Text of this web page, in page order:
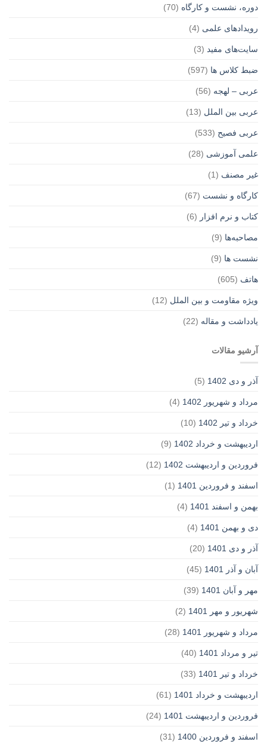
دوره، نشست و کارگاه (70)
رویدادهای علمی (4)
سایت‌های مفید (3)
ضبط کلاس ها (597)
عربی – لهجه (56)
عربی بین الملل (13)
عربی فصیح (533)
علمی آموزشی (28)
غير مصنف (1)
کارگاه و نشست (67)
کتاب و نرم افزار (6)
مصاحبه‌ها (9)
نشست ها (9)
هاتف (605)
ویژه مقاومت و بین الملل (12)
یادداشت‌ و مقاله (22)
آرشیو مقالات
آذر و دی 1402 (5)
مرداد و شهریور 1402 (4)
خرداد و تیر 1402 (10)
اردیبهشت و خرداد 1402 (9)
فروردین و اردیبهشت 1402 (12)
اسفند و فروردین 1401 (1)
بهمن و اسفند 1401 (4)
دی و بهمن 1401 (4)
آذر و دی 1401 (20)
آبان و آذر 1401 (45)
مهر و آبان 1401 (39)
شهریور و مهر 1401 (2)
مرداد و شهریور 1401 (28)
تیر و مرداد 1401 (40)
خرداد و تیر 1401 (33)
اردیبهشت و خرداد 1401 (61)
فروردین و اردیبهشت 1401 (24)
اسفند و فروردین 1400 (31)